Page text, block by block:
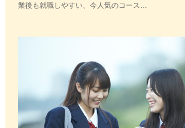
業後も就職しやすい、今人気のコース…